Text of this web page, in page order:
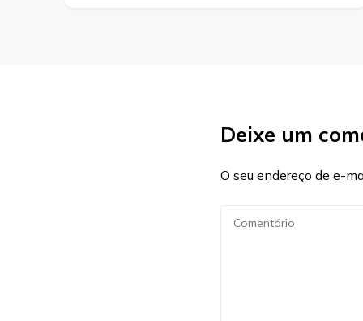
Deixe um
O seu endereço de e-